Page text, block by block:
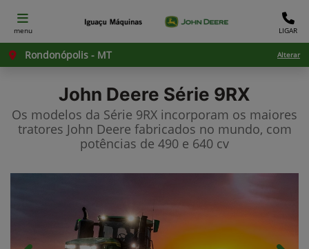
menu LIGAR
Rondonópolis - MT Alterar
John Deere Série 9RX
Os modelos da Série 9RX incorporam os maiores
tratores John Deere fabricados no mundo, com
potências de 490 e 640 cv